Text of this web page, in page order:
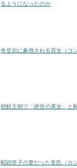
るようになったのか
奇皇后に象徴される貢女（コ
朝鮮王朝で「絶世の美女」と
昭顕世子の妻だった姜氏（カ